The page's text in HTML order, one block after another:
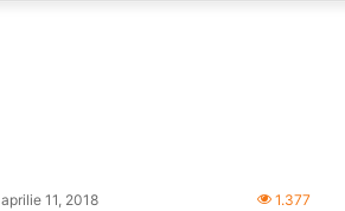
aprilie 11, 2018 1.377